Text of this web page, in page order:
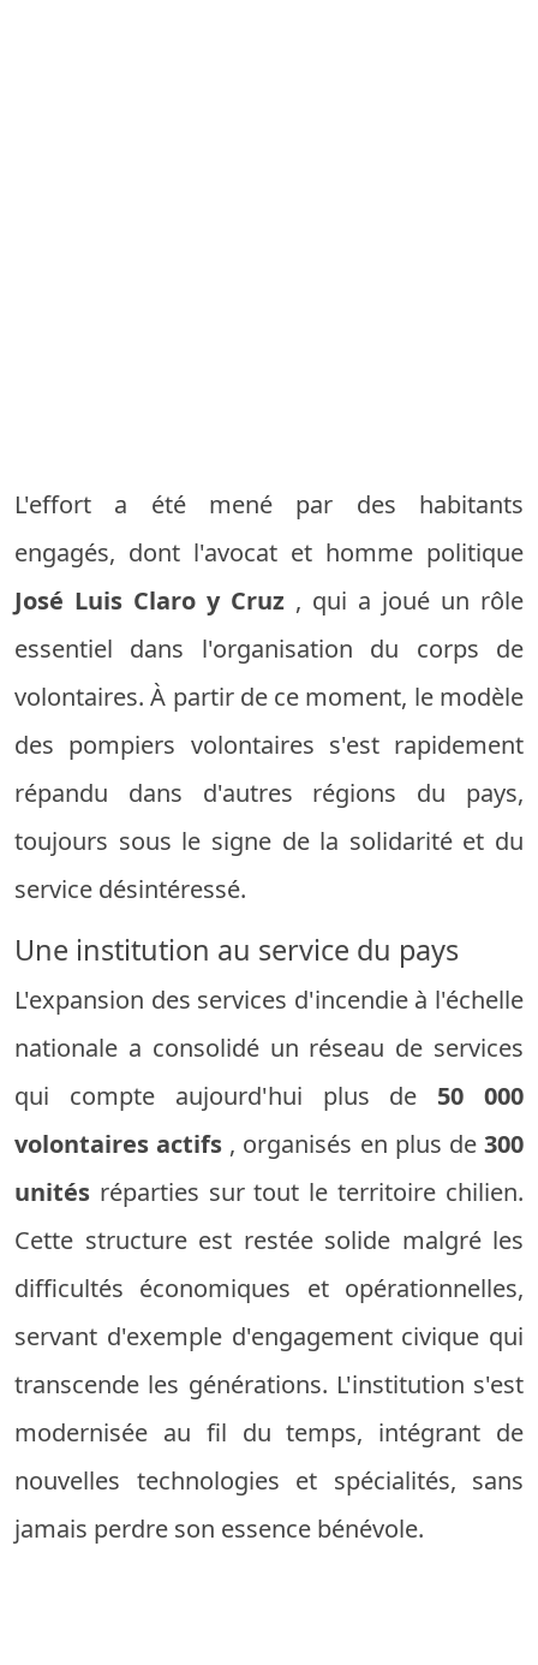
L'effort a été mené par des habitants
engagés, dont l'avocat et homme politique
José Luis Claro y Cruz , qui a joué un rôle
essentiel dans l'organisation du corps de
volontaires. À partir de ce moment, le modèle
des pompiers volontaires s'est rapidement
répandu dans d'autres régions du pays,
toujours sous le signe de la solidarité et du
service désintéressé.
Une institution au service du pays
L'expansion des services d'incendie à l'échelle
nationale a consolidé un réseau de services
qui compte aujourd'hui plus de 50 000
volontaires actifs , organisés en plus de300
unités réparties sur tout le territoire chilien.
Cette structure est restée solide malgré les
difficultés économiques et opérationnelles,
servant d'exemple d'engagement civique qui
transcende les générations. L'institution s'est
modernisée au fil du temps, intégrant de
nouvelles technologies et spécialités, sans
jamais perdre son essence bénévole.